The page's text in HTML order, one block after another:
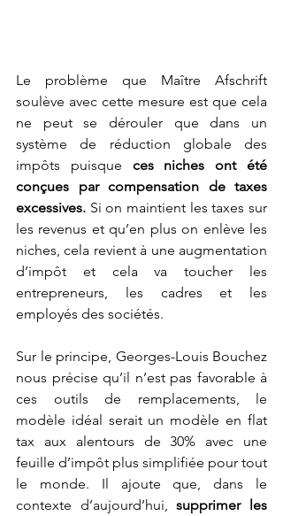
Le problème que Maître Afschrift
soulève avec cette mesure est que cela
ne peut se dérouler que dans un
système de réduction globale des
impôts puisque ces niches ont été
conçues par compensation de taxes
excessives. Si on maintient les taxes sur
les revenus et qu’en plus on enlève les
niches, cela revient à une augmentation
d’impôt et cela va toucher les
entrepreneurs, les cadres et les
employés des sociétés.
Sur le principe, Georges-Louis Bouchez
nous précise qu’il n’est pas favorable à
ces outils de remplacements, le
modèle idéal serait un modèle en flat
tax aux alentours de 30% avec une
feuille d’impôt plus simplifiée pour tout
le monde. Il ajoute que, dans le
contexte d’aujourd’hui, supprimer les